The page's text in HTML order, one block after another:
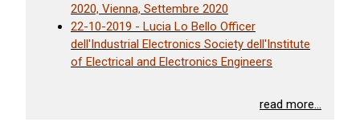
2020, Vienna, Settembre 2020
22-10-2019 - Lucia Lo Bello Officer
dell'Industrial Electronics Society dell'Institute
of Electrical and Electronics Engineers
read more...